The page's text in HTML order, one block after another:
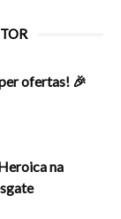
ofertas! 🎉
na